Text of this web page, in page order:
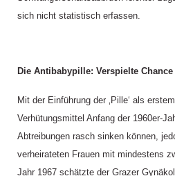
sich nicht statistisch erfassen.
Die Antibabypille: Verspielte Chance
Mit der Einführung der ‚Pille‘ als
Verhütungsmittel Anfang der 1960er-
Abtreibungen rasch sinken können,
verheirateten Frauen mit mindestens
Jahr 1967 schätzte der Grazer